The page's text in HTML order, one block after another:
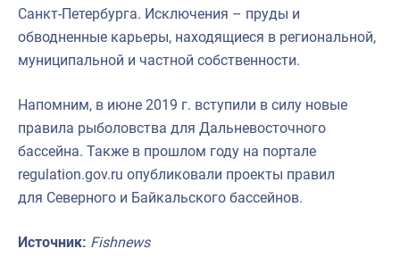
Санкт-Петербурга. Исключения – пруды и
обводненные карьеры, находящиеся в региональной,
муниципальной и частной собственности.
Напомним, в июне 2019 г. вступили в силу новые
правила рыболовства для Дальневосточного
бассейна. Также в прошлом году на портале
regulation.gov.ru опубликовали проекты правил
для Северного и Байкальского бассейнов.
Источник: Fishnews